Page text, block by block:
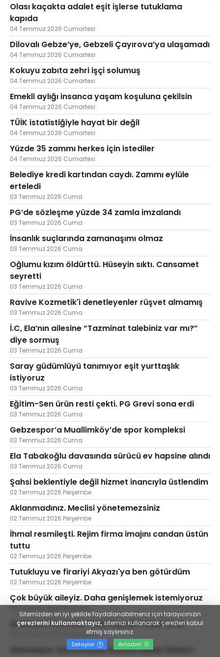
Olası kaçakta adalet eşit işlerse tutuklama
kapıda
04 Temmuz 2026 Cumartesi
Dilovalı Gebze’ye, Gebzeli Çayırova’ya ulaşamadı
04 Temmuz 2026 Cumartesi
Kokuyu zabıta zehri işçi solumuş
04 Temmuz 2026 Cumartesi
Emekli aylığı insanca yaşam koşuluna çekilsin
04 Temmuz 2026 Cumartesi
TÜİK istatistiğiyle hayat bir değil
04 Temmuz 2026 Cumartesi
Yüzde 35 zammı herkes için istediler
04 Temmuz 2026 Cumartesi
Belediye kredi kartından caydı. Zammı eylüle
erteledi
03 Temmuz 2026 Cuma
PG’de sözleşme yüzde 34 zamla imzalandı
03 Temmuz 2026 Cuma
İnsanlık suçlarında zamanaşımı olmaz
03 Temmuz 2026 Cuma
Oğlumu kızım öldürttü. Hüseyin sıktı. Cansamet
seyretti
03 Temmuz 2026 Cuma
Ravive Kozmetik'i denetleyenler rüşvet almamış
03 Temmuz 2026 Cuma
İ.C, Ela’nın ailesine “Tazminat talebiniz var mı?”
diye sormuş
03 Temmuz 2026 Cuma
Saray güdümlüyü tanımıyor eşit yurttaşlık
istiyoruz
03 Temmuz 2026 Cuma
Eğitim-Sen ürün resti çekti. PG Grevi sona erdi
03 Temmuz 2026 Cuma
Gebzespor’a Muallimköy’de spor kompleksi
03 Temmuz 2026 Cuma
Ela Tabakoğlu davasında sürücü ev hapsine alındı
03 Temmuz 2026 Cuma
Şahsi beklentiyle değil hizmet inancıyla üstlendim
02 Temmuz 2026 Perşembe
Aklanmadınız. Meclisi yönetemezsiniz
02 Temmuz 2026 Perşembe
İhmal resmileşti. Rejim firma imajını candan üstün
tuttu
02 Temmuz 2026 Perşembe
Tutukluyu ve firariyi Akyazı'ya ben götürdüm
02 Temmuz 2026 Perşembe
Çok büyük aileyiz. Daha genişlemek istemiyoruz
Gazeteci Erol Polat “Deli Osman”ı tanıtacak
01 Temmuz 2026 Çarşamba
Gebzespor savunmanın soluna Hakan Özkan’ı
Sitemizden en iyi şekilde faydalanabilmeniz için tarayıcınızın
çerezlerini kullanmaktayız, sitemizi kullanarak çerezleri kabul
etmiş saylırsınız.
Detaylar Anladım